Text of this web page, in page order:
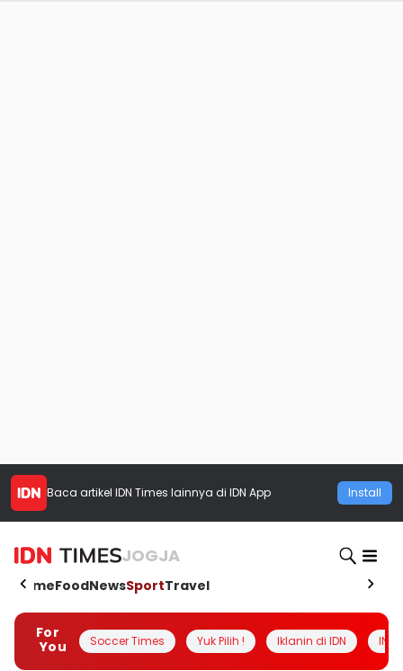
Baca artikel IDN Times lainnya di IDN App Install
JOGJA
HomeFoodNewsSportTravel
For
You
Soccer Times Yuk Pilih ! Iklanin di IDN